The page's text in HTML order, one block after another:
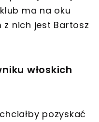
ma na oku
z nich jest Bartosz
włoskich
pozyskać